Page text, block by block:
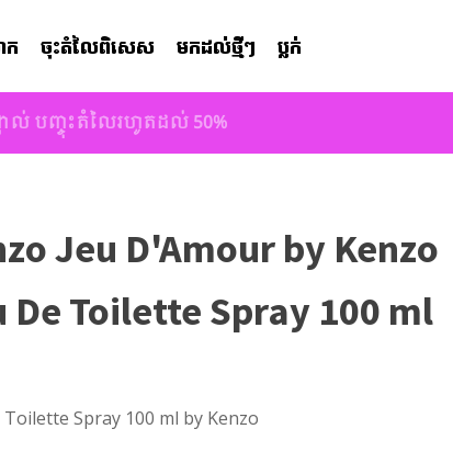
ក ចុះតំលៃពិសេស មកដល់ថ្មីៗ ប្លក់
ាល់ បញ្ចុះតំលៃរហូតដល់ 50%
Jeu D'Amour by Kenzo
De Toilette Spray 100 ml
Toilette Spray 100 ml by Kenzo